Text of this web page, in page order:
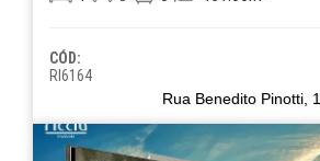
CÓD:
RI6164
Rua Benedito Pinotti,